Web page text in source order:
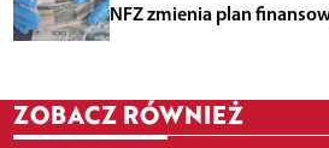
NFZ zmienia plan
ZOBACZ RÓWNIEŻ